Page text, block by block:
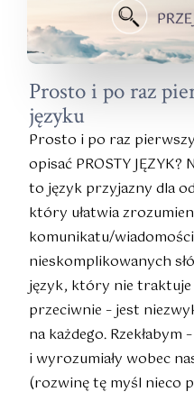
Prosto i po raz
języku
Prosto i po raz
opisać PROSTY
to język przyjazny dla
który ułatwia
komunikatu/
nieskomplikowanych
język, który nie
przeciwnie – jest
na każdego. Rzekłabym
i wyrozumiały wobec
(rozwinę tę myśl nieco